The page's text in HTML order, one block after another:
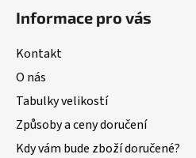
Informace pro vás
Kontakt
O nás
Tabulky velikostí
Způsoby a ceny doručení
Kdy vám bude zboží doručené?